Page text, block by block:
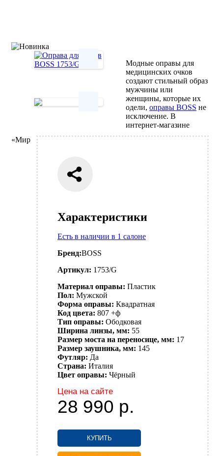
Характеристики
Есть в наличии в 1 салоне
Бренд:BOSS
Артикул: 1753/G
Материал оправы: Пластик
Пол: Мужской
Форма оправы: Квадратная
Код цвета: 807 +ф
Тип оправы: Ободковая
Ширина линзы, мм: 55
Размер моста на переносице, мм: 17
Размер заушника, мм: 145
Футляр: Да
Страна: Италия
Цвет оправы: Чёрный
Цена на сайте
28 990 р.
КУПИТЬ
Модные оправы для
медицинских очков
создают стильный образ
мужчины или
женщины, которые их
одели,оправы BOSS не
исключение. В
интернет-магазине
«Мир